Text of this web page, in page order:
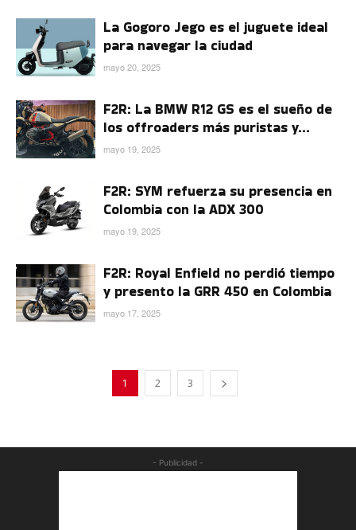
La Gogoro Jego es el juguete ideal
para navegar la ciudad
mayo 20, 2025
F2R: La BMW R12 GS es el sueño de
los offroaders más puristas y...
mayo 19, 2025
F2R: SYM refuerza su presencia en
Colombia con la ADX 300
mayo 19, 2025
F2R: Royal Enfield no perdió tiempo
y presento la GRR 450 en Colombia
mayo 17, 2025
1 2 3
- Publicidad -